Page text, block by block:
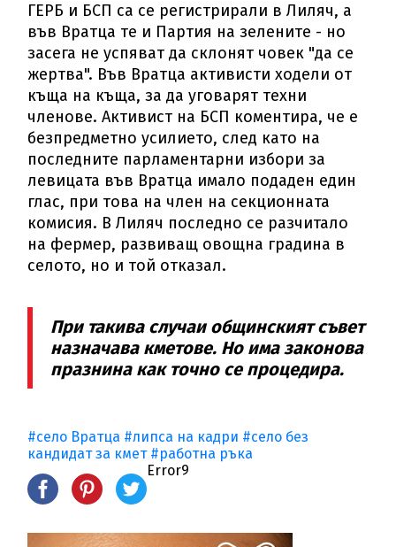
ГЕРБ и БСП са се регистрирали в Лиляч, а
във Вратца те и Партия на зелените - но
засега не успяват да склонят човек "да се
жертва". Във Вратца активисти ходели от
къща на къща, за да уговарят техни
членове. Активист на БСП коментира, че е
безпредметно усилието, след като на
последните парламентарни избори за
левицата във Вратца имало подаден един
глас, при това на член на секционната
комисия. В Лиляч последно се разчитало
на фермер, развиващ овощна градина в
селото, но и той отказал.
При такива случаи общинският съвет
назначава кметове. Но има законова
празнина как точно се процедира.
#село Вратца #липса на кадри #село без
кандидат за кмет #работна ръка
Error9